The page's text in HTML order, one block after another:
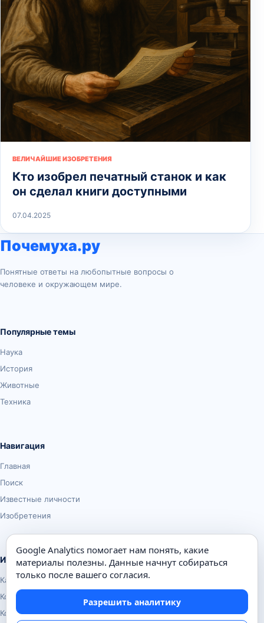
ВЕЛИЧАЙШИЕ ИЗОБРЕТЕНИЯ
Кто изобрел печатный станок и как
он сделал книги доступными
07.04.2025
Почемуха.ру
Понятные ответы на любопытные вопросы о
человеке и окружающем мире.
Популярные темы
Наука
История
Животные
Техника
Навигация
Главная
Поиск
Известные личности
Изобретения
Информация
Карта сайта
Контакты
Конфиденциальность
Google Analytics помогает нам понять, какие
материалы полезны. Данные начнут собираться
только после вашего согласия.
Разрешить аналитику